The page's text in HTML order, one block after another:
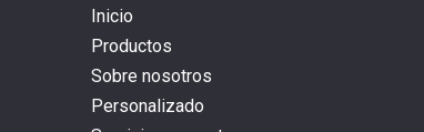
Inicio
Productos
Sobre nosotros
Personalizado